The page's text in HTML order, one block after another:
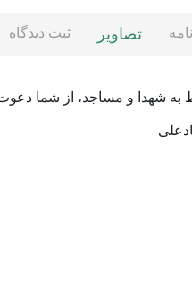
تصاویر ثبت دیدگاه
به شهدا و مساجد، از شما